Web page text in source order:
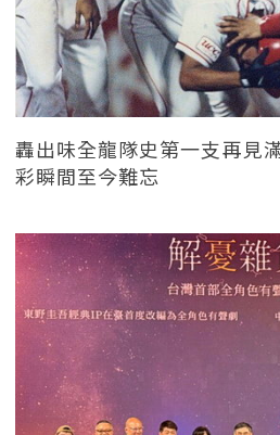
轟出味全龍隊史第一支再見
彩瞬間至今難忘